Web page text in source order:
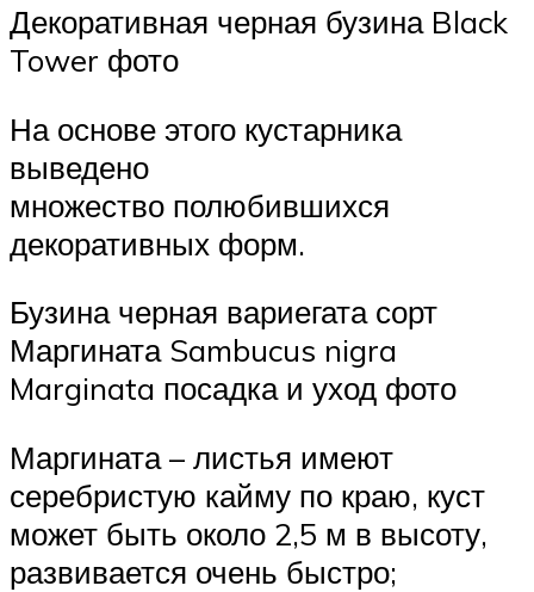
Декоративная черная бузина Black
Tower фото
На основе этого кустарника
выведено
множество полюбившихся
декоративных форм.
Бузина черная вариегата сорт
Маргината Sambucus nigra
Marginata посадка и уход фото
Маргината – листья имеют
серебристую кайму по краю, куст
может быть около 2,5 м в высоту,
развивается очень быстро;